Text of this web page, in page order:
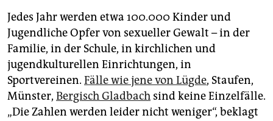
Jedes Jahr werden etwa 100.000 Kinder und
Jugendliche Opfer von sexueller Gewalt – in der
Familie, in der Schule, in kirchlichen und
jugendkulturellen Einrichtungen, in
Sportvereinen. Fälle wie jene von Lügde, Staufen,
Münster, Bergisch Gladbach sind keine Einzelfälle.
„Die Zahlen werden leider nicht weniger“, beklagt